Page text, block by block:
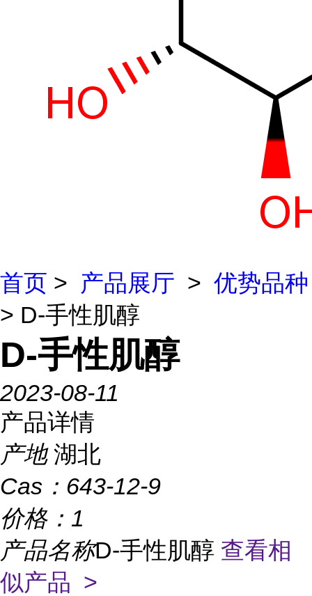
首页 > 产品展厅 > 优势品种
> D-手性肌醇
D-手性肌醇
2023-08-11
产品详情
产地 湖北
Cas： 643-12-9
价格： 1
产品名称D-手性肌醇 查看相
似产品 >